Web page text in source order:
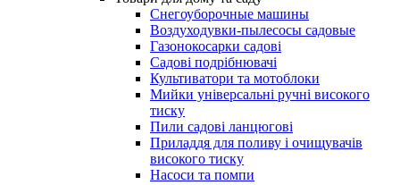
Снегоуборочные машины
Воздуходувки-пылесосы садовые
Газонокосарки садові
Садові подрібнювачі
Культиватори та мотоблоки
Мийки універсальні ручні високого
тиску
Пили садові ланцюгові
Приладдя для поливу і очищувачів
високого тиску
Насоси та помпи